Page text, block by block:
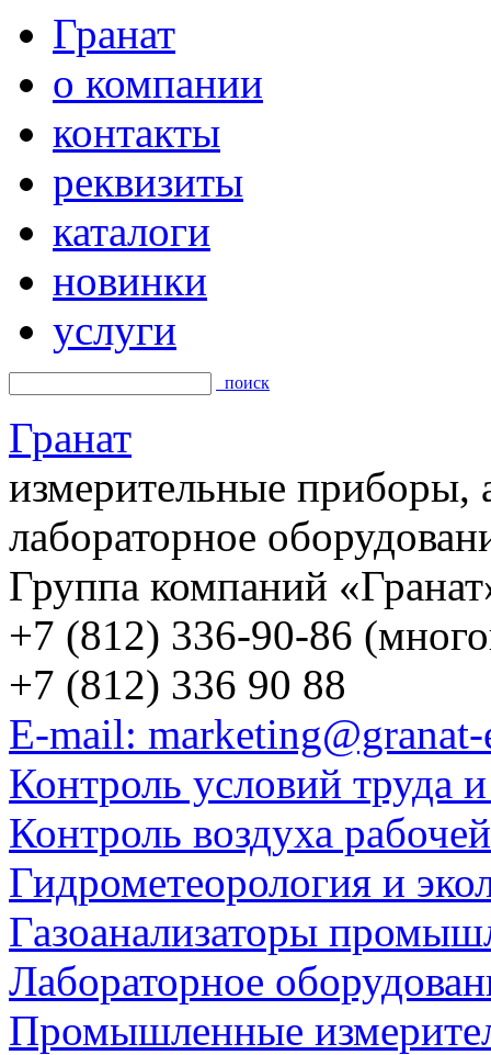
Гранат
о компании
контакты
реквизиты
каталоги
новинки
услуги
поиск
Гранат
измерительные приборы,
лабораторное
Группа компаний
+7 (812) 336-90-86
+7 (812) 336 90 88
E-mail:
Контроль условий труда
Контроль воздуха
Гидрометеорология и
Газоанализаторы
Лабораторное
Промышленные